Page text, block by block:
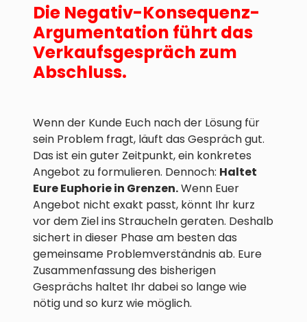
Die Negativ-Konsequenz-
Argumentation führt das
Verkaufsgespräch zum
Abschluss.
Wenn der Kunde Euch nach der Lösung für
sein Problem fragt, läuft das Gespräch gut.
Das ist ein guter Zeitpunkt, ein konkretes
Angebot zu formulieren. Dennoch: Haltet
Eure Euphorie in Grenzen.Wenn Euer
Angebot nicht exakt passt, könnt Ihr kurz
vor dem Ziel ins Straucheln geraten. Deshalb
sichert in dieser Phase am besten das
gemeinsame Problemverständnis ab. Eure
Zusammenfassung des bisherigen
Gesprächs haltet Ihr dabei so lange wie
nötig und so kurz wie möglich.